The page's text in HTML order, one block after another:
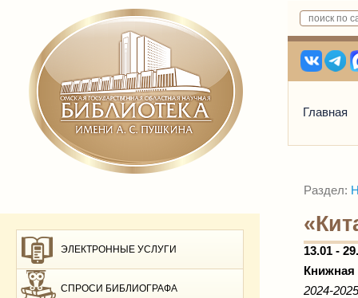
Главная
ЭЛЕКТРОННЫЕ УСЛУГИ
СПРОСИ БИБЛИОГРАФА
Раздел:
13.01 -
2024-